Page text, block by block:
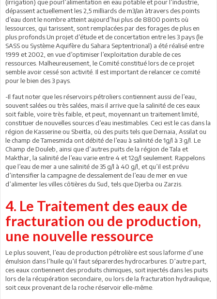
(irrigation) que pourl’alimentation en eau potable et pour l’industrie,
dépassent actuellement les 2,5 milliards de m3/an àtravers des points
d’eau dont le nombre atteint aujourd’hui plus de 8800 points où
lessources, qui tarissent, sont remplacées par des forages de plus en
plus profonds.Un projet d’étude et de concertation entre les 3 pays (le
SASS ou Système Aquifère du Sahara Septentrional) a été réalisé entre
1999 et 2002, en vue d’optimiser l’exploitation durable de ces
ressources. Malheureusement, le Comité constitué lors de ce projet
semble avoir cessé son activité. Il est important de relancer ce comité
pour le bien des 3 pays.
-Il faut noter que les réservoirs pétroliers contiennent aussi de l’eau,
souvent salées ou très salées, mais il arrive que la salinité de ces eaux
soit faible, voire très faible, et peut, moyennant un traitement limité,
constituer de nouvelles sources d’eau inestimables. Ceci est le cas dans la
région de Kasserine ou Sbeitla, où des puits tels que Dernaia, Assilat ou
le champ de Tamesmida ont débité de l’eau à salinité de 1g/l à 3 g/l. Le
Champ de Douleb, ainsi que d’autres puits de la région de Tala et
Makthar, la salinité de l’eau varie entre 4 et 12g/l seulement. Rappelons
que l’eau de mer a une salinité de 35 g/l à 40 g/l, et qu’il est prévu
d’intensifier la campagne de dessalement de l’eau de mer en vue
d’alimenter les villes côtières du Sud, tels que Djerba ou Zarzis.
4. Le Traitement des eaux de
fracturation ou de production,
une nouvelle ressource
Le plus souvent, l’eau de production pétrolière est sous laforme d’une
émulsion dans l’huile qu’il faut séparerdes hydrocarbures. D’autre part,
ces eaux contiennent des produits chimiques, soit injectés dans les puits
lors de la récupération secondaire, ou lors de la fracturation hydraulique,
soit ceux provenant de la roche réservoir elle-même.